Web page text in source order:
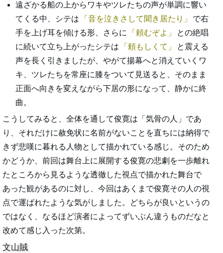
遠ざかる船の上からワキやツレたちの声が単調に響い
てくる中、シテは
音を泣きさして聞き居たり
で右
手を上げ耳を傾ける形、さらに
頼むぞよ
との絶唱
に続いて立ち上がったシテは
頼もしくて
と震える
声を長く引きましたが、やがて揚幕へと消えていくワ
キ、ツレたちを常座に膝をついて見送ると、そのまま
正面へ向きを変えながら下居の形になって、静かに終
曲。
こうしてみると、全体を通して俊寛は「気骨の人」であ
り、それだけに赦免状に名前がないことを直ちには納得で
きず悲嘆に暮れる人物として描かれている感じ。そのため
かどうか、前回は舞台上に展開する俊寛の悲劇を一歩離れ
たところから見るような透徹した視点で描かれた舞台で
あった観があるのに対し、今回はあくまで俊寛その人の視
点で運ばれたような気がしました。どちらが良いというの
ではなく、なるほど演者によってずいぶん違うものだなと
改めて感じ入った次第。
文山賊